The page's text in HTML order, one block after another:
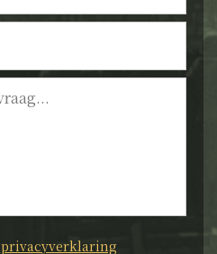
privacyverklaring